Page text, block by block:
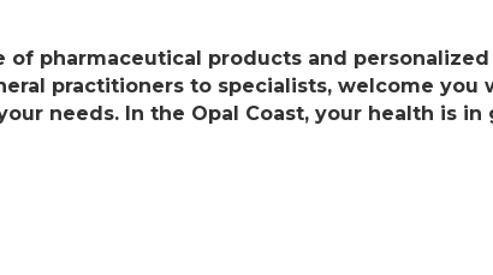
of pharmaceutical products and
practitioners to specialists, welcome
needs. In the Opal Coast, your health is in